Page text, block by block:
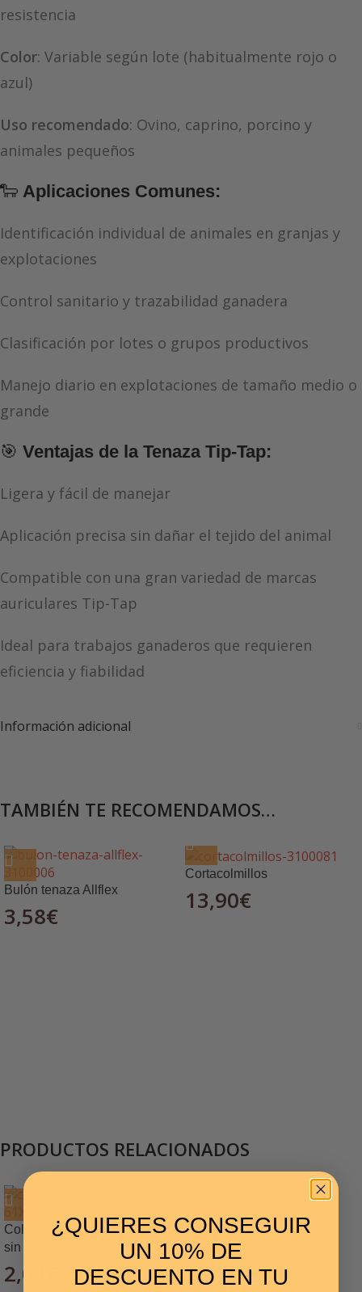
resistencia
Color: Variable según lote (habitualmente rojo o
azul)
Uso recomendado: Ovino, caprino, porcino y
animales pequeños
🐑 Aplicaciones Comunes:
Identificación individual de animales en granjas y
explotaciones
Control sanitario y trazabilidad ganadera
Clasificación por lotes o grupos productivos
Manejo diario en explotaciones de tamaño medio o
grande
🎯 Ventajas de la Tenaza Tip-Tap:
Ligera y fácil de manejar
Aplicación precisa sin dañar el tejido del animal
Compatible con una gran variedad de marcas
auriculares Tip-Tap
Ideal para trabajos ganaderos que requieren
eficiencia y fiabilidad
Información adicional
TAMBIÉN TE RECOMENDAMOS…
Bulón tenaza Allflex
3,58€
Cortacolmillos
13,90€
PRODUCTOS RELACIONADOS
Collar plástico ovino 61×53
sin numerar
2,04
Marca Allflex boton macho
¿QUIERES CONSEGUIR
UN 10% DE
DESCUENTO EN TU